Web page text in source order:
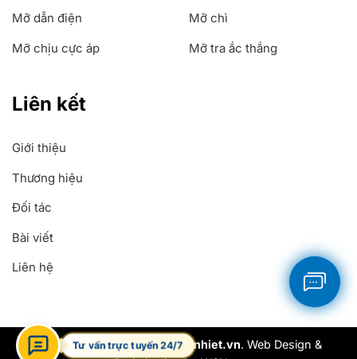
Mỡ dẫn điện
Mỡ chì
Mỡ chịu cực áp
Mỡ tra ắc thắng
Liên kết
Giới thiệu
Thương hiệu
Đối tác
Bài viết
Liên hệ
Copyright 2026 ©Mobochiunhiet.vn. Web Design &
Tư vấn trực tuyến 24/7